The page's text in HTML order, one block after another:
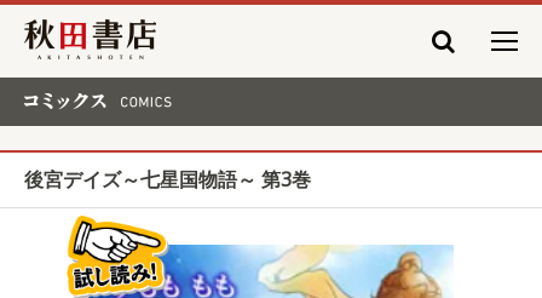
秋田書店
後宮デイズ～七星国物語～ 第3巻